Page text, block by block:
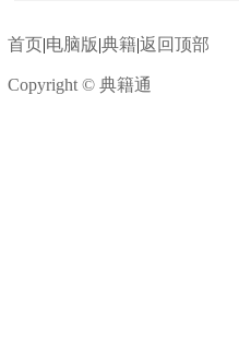
首页|电脑版|典籍|返回顶部
Copyright © 典籍通